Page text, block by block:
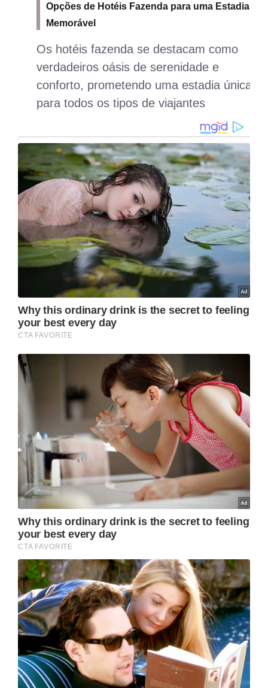
Opções de Hotéis Fazenda para uma Estadia
Memorável
Os hotéis fazenda se destacam como
verdadeiros oásis de serenidade e
conforto, prometendo uma estadia única
para todos os tipos de viajantes